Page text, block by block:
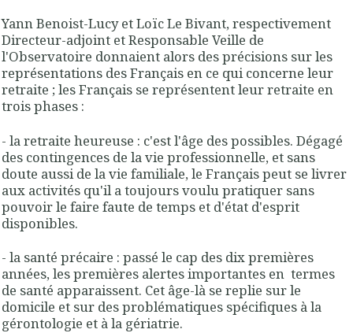
Yann Benoist-Lucy et Loïc Le Bivant, respectivement
Directeur-adjoint et Responsable Veille de
l'Observatoire donnaient alors des précisions sur les
représentations des Français en ce qui concerne leur
retraite ; les Français se représentent leur retraite en
trois phases :
- la retraite heureuse : c'est l'âge des possibles. Dégagé
des contingences de la vie professionnelle, et sans
doute aussi de la vie familiale, le Français peut se livrer
aux activités qu'il a toujours voulu pratiquer sans
pouvoir le faire faute de temps et d'état d'esprit
disponibles.
- la santé précaire : passé le cap des dix premières
années, les premières alertes importantes en termes
de santé apparaissent. Cet âge-là se replie sur le
domicile et sur des problématiques spécifiques à la
gérontologie et à la gériatrie.